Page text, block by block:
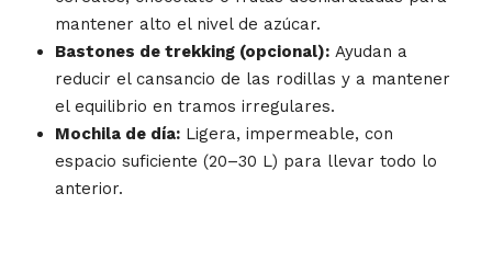
mantener alto el nivel de azúcar.
Bastones de trekking (opcional): Ayudan a
reducir el cansancio de las rodillas y a mantener
el equilibrio en tramos irregulares.
Mochila de día: Ligera, impermeable, con
espacio suficiente (20–30 L) para llevar todo lo
anterior.